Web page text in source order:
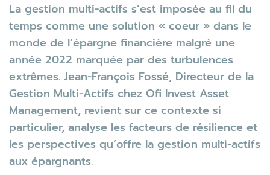
La gestion multi-actifs s’est imposée au fil du
temps comme une solution « coeur » dans le
monde de l’épargne financière malgré une
année 2022 marquée par des turbulences
extrêmes. Jean-François Fossé, Directeur de la
Gestion Multi-Actifs chez Ofi Invest Asset
Management, revient sur ce contexte si
particulier, analyse les facteurs de résilience et
les perspectives qu’offre la gestion multi-actifs
aux épargnants.